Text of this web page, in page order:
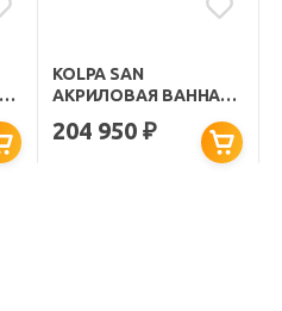
KOLPA SAN
АКРИЛОВАЯ ВАННА
STRING OPTIMA
150Х70
204 950 ₽